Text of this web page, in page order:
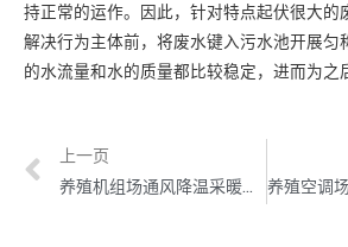
持正常的运作。因此，针对特点起伏很大的
解决行为主体前，将废水键入污水池开展匀
的水流量和水的质量都比较稳定，进而为之
上一页
养殖机组场通风降温采暖设备负压风机